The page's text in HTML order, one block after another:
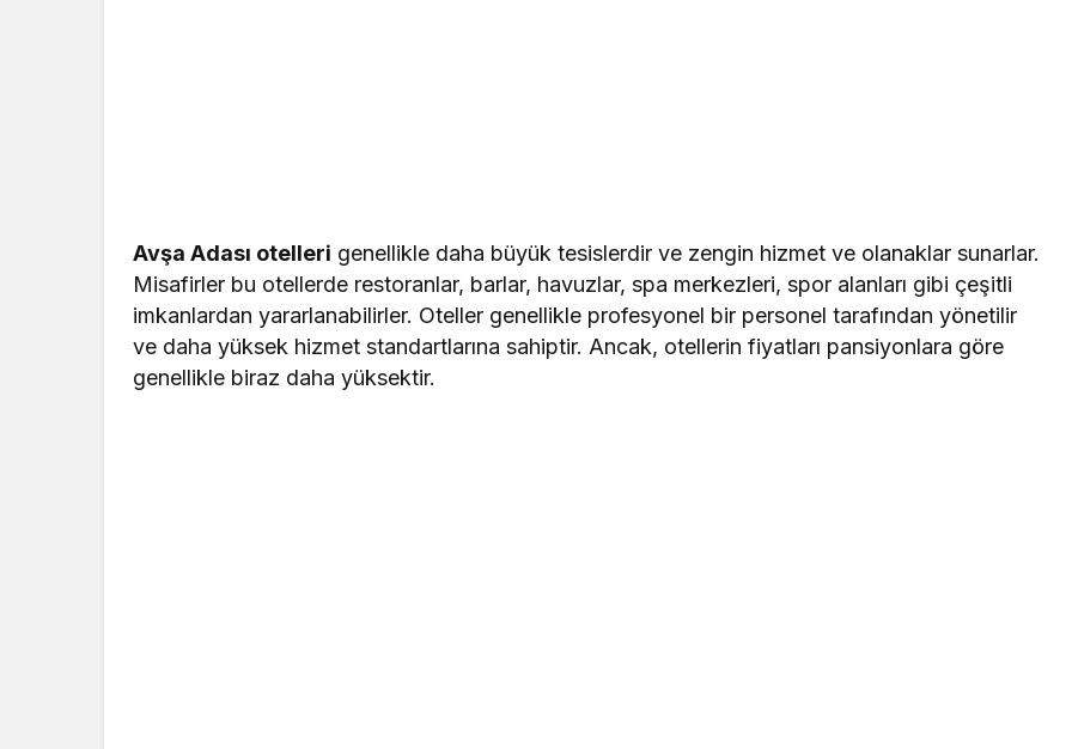
Avşa Adası otelleri genellikle daha büyük tesislerdir ve zengin hizmet ve olanaklar sunarlar.
Misafirler bu otellerde restoranlar, barlar, havuzlar, spa merkezleri, spor alanları gibi çeşitli
imkanlardan yararlanabilirler. Oteller genellikle profesyonel bir personel tarafından yönetilir
ve daha yüksek hizmet standartlarına sahiptir. Ancak, otellerin fiyatları pansiyonlara göre
genellikle biraz daha yüksektir.